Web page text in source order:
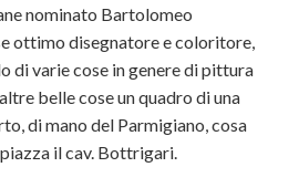
nominato Bartolomeo
ottimo disegnatore e coloritore,
di varie cose in genere di pittura
belle cose un quadro di una
di mano del Parmigiano, cosa
il cav. Bottrigari.